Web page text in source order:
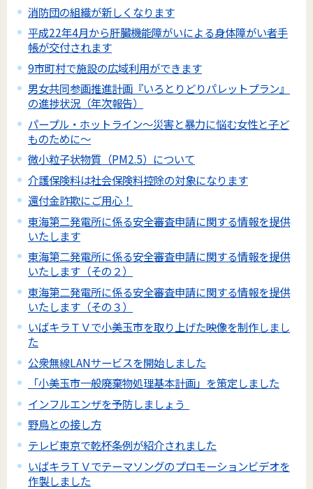
消防団の組織が新しくなります
平成22年4月から肝臓機能障がいによる身体障がい者手
帳が交付されます
9市町村で施設の広域利用ができます
男女共同参画推進計画『いろとりどりパレットプラン』
の進捗状況（年次報告）
パープル・ホットライン～災害と暴力に悩む女性と子ど
ものために～
微小粒子状物質（PM2.5）について
介護保険料は社会保険料控除の対象になります
還付金詐欺にご用心！
東海第二発電所に係る安全審査申請に関する情報を提供
いたします
東海第二発電所に係る安全審査申請に関する情報を提供
いたします（その２）
東海第二発電所に係る安全審査申請に関する情報を提供
いたします（その３）
いばキラＴＶで小美玉市を取り上げた映像を制作しまし
た
公衆無線LANサービスを開始しました
「小美玉市一般廃棄物処理基本計画」を策定しました
インフルエンザを予防しましょう
野鳥との接し方
テレビ東京で乾杯条例が紹介されました
いばキラＴＶでテーマソングのプロモーションビデオを
作製しました